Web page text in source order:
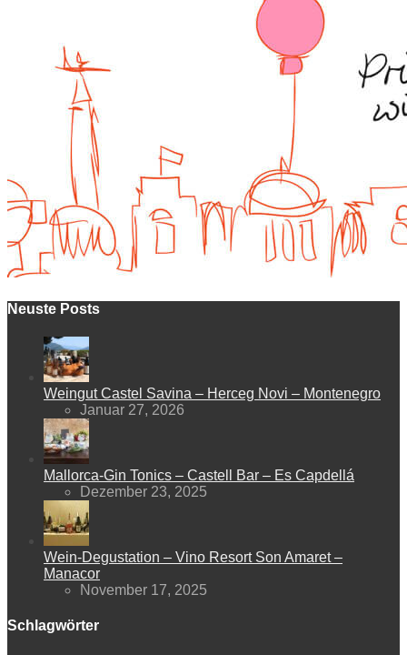
Neuste Posts
Weingut Castel Savina – Herceg Novi – Montenegro
Januar 27, 2026
Mallorca-Gin Tonics – Castell Bar – Es Capdellá
Dezember 23, 2025
Wein-Degustation – Vino Resort Son Amaret –
Manacor
November 17, 2025
Schlagwörter